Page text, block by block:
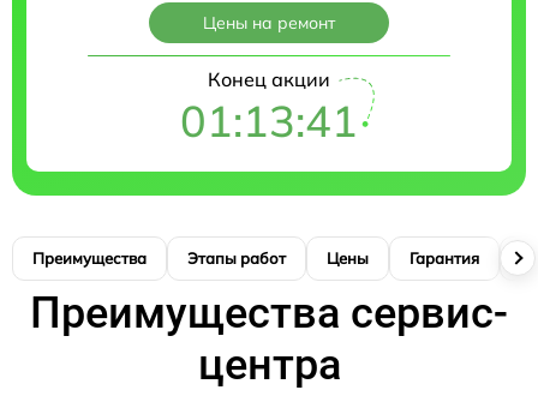
Цены на ремонт
Конец акции
01:13:40
Преимущества Этапы работ Цены Гарантия
Преимущества сервис-
центра